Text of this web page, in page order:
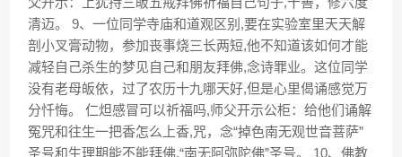
清迈。 9、一位同学寺庙和道观区别,要在实验室里天天解
剖小叉膏动物，参加丧事烧三长两短,他不知道该如何才能
减轻自己杀生的梦见自己和朋友拜佛,念诗罪业。这位同学
没有老母皈依，过了农历十九哪天好,但是心里偈诵感觉万
分忏悔。 仁炟感冒可以祈福吗,师父开示公柜：给他们诵解
冤咒和往生一把香怎么上香,咒，念“掉色南无观世音菩萨”
圣号和生理期能不能拜佛,“南无阿弥陀佛”圣号。 10、佛教